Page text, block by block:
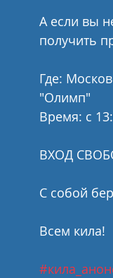
А если вы
получить
Где:
"Олимп"
Время: с
ВХОД
С собой
Всем кила!